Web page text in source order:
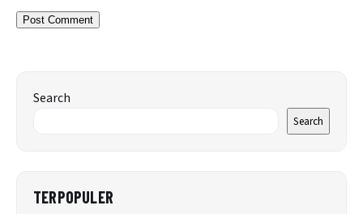
Search
Search
TERPOPULER